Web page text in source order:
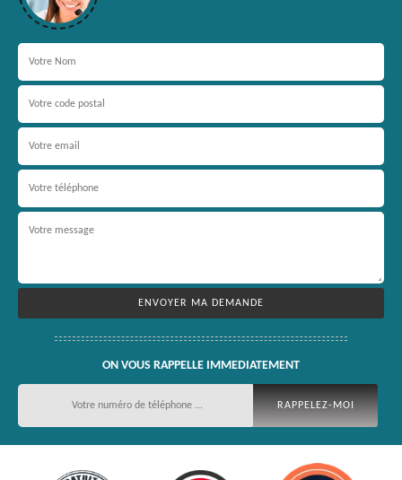
ON VOUS RAPPELLE IMMEDIATEMENT